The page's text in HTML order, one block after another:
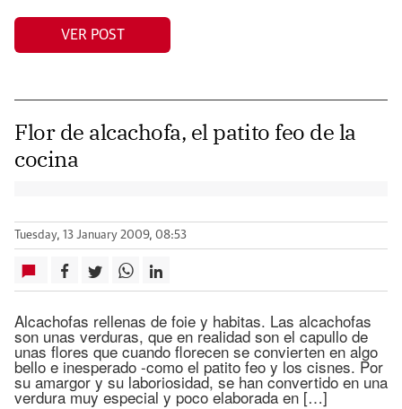
VER POST
Flor de alcachofa, el patito feo de la
cocina
Tuesday, 13 January 2009, 08:53
Alcachofas rellenas de foie y habitas. Las alcachofas
son unas verduras, que en realidad son el capullo de
unas flores que cuando florecen se convierten en algo
bello e inesperado -como el patito feo y los cisnes. Por
su amargor y su laboriosidad, se han convertido en una
verdura muy especial y poco elaborada en […]